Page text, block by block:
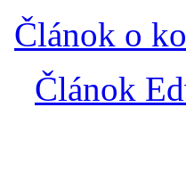
Článok o
Článok